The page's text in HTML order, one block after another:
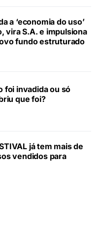
a ‘economia do uso’
vira S.A. e impulsiona
fundo estruturado
foi invadida ou só
que foi?
já tem mais de
vendidos para